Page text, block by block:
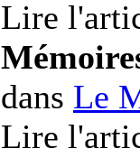
Lire
dans Le
Lire